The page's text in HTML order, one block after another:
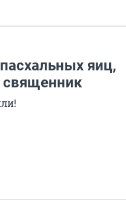
яиц,
священник